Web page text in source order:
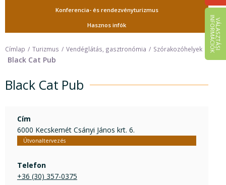
V
Á
L
A
S
Z
T
Á
S
I
IN
F
O
R
M
Á
C
I
Ó
K
Konferencia- és rendezvényturizmus
Hasznos infók
Címlap Turizmus Vendéglátás, gasztronómia Szórakozóhelyek
Black Cat Pub
Black Cat Pub
Cím
6000 Kecskemét Csányi János krt. 6.
Útvonaltervezés
Telefon
+36 (30) 357-0375